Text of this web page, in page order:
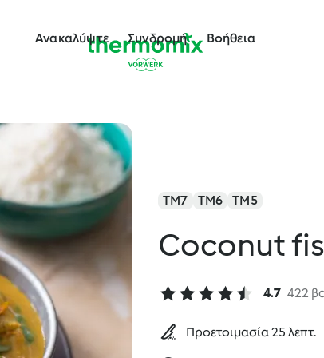
Ανακαλύψτε Συνδρομή Βοήθεια
TM7 TM6 TM5
Coconut
4.7 422
Προετοιμασία 25 λεπτ.